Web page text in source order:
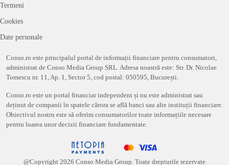
Termeni
Cookies
Date personale
Conso.ro este principalul portal de informații financiare pentru consumatori,
administrat de Conso Media Group SRL. Adresa noastră este: Str. Dr. Nicolae
Tomescu nr. 11, Ap. 1, Sector 5, cod postal: 050595, București.
Conso.ro este un portal financiar independent și nu este administrat sau
deținut de companii în spatele cărora se află banci sau alte instituții financiare.
Obiectivul nostru este să oferim consumatorilor toate informațiile necesare
pentru luarea unor decizii financiare fundamentate.
@Copyright 2026 Conso Media Group. Toate drepturile rezervate